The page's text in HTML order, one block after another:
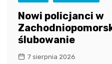
Nowi policjanci w
ślubowanie
7 sierpnia 2026